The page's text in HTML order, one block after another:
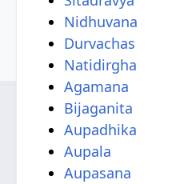
Nidhuvana
Durvachas
Natidirgha
Agamana
Bijaganita
Aupadhika
Aupala
Aupasana